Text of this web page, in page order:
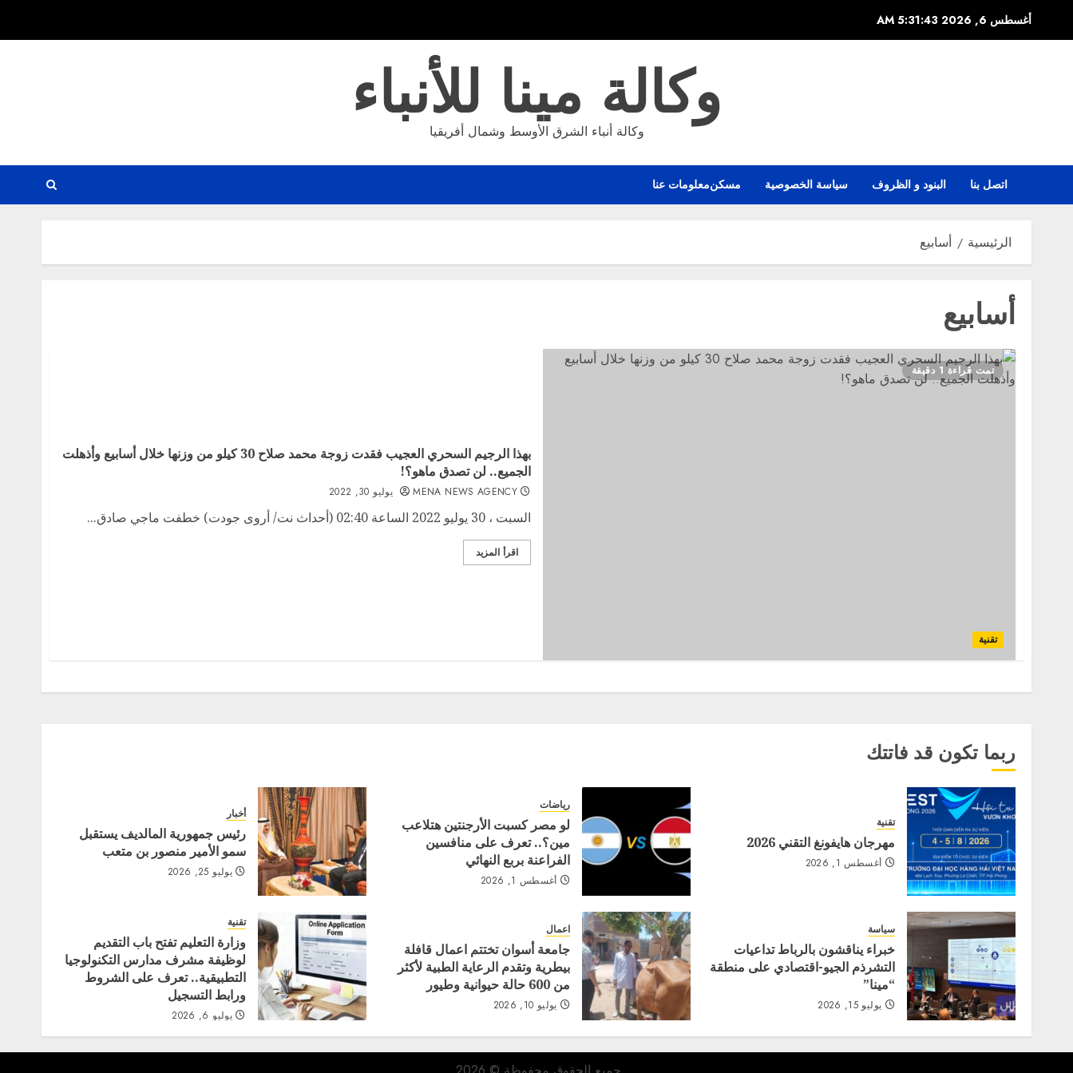
أغسطس 6, 2026 5:31:43 AM
وكالة مينا للأنباء
وكالة أنباء الشرق الأوسط وشمال أفريقيا
اتصل بنا البنود و الظروف سياسة الخصوصية مسكنمعلومات عنا
الرئيسية أسابيع
أسابيع
تمت قراءة 1 دقيقة
تقنية
بهذا الرجيم السحري العجيب فقدت زوجة محمد صلاح 30 كيلو من وزنها خلال أسابيع وأذهلت
الجميع.. لن تصدق ماهو؟!
MENA NEWS AGENCY يوليو 30, 2022
السبت ، 30 يوليو 2022 الساعة 02:40 (أحداث نت/ أروى جودت) خطفت ماجي صادق...
اقرأ المزيد
ربما تكون قد فاتتك
تقنية
مهرجان هايفونغ التقني 2026
أغسطس 1, 2026
رياضات
لو مصر كسبت الأرجنتين هتلاعب
مين؟.. تعرف على منافسين
الفراعنة بربع النهائي
أغسطس 1, 2026
أخبار
رئيس جمهورية المالديف يستقبل
سمو الأمير منصور بن متعب
يوليو 25, 2026
سياسة
خبراء يناقشون بالرباط تداعيات
التشرذم الجيو-اقتصادي على منطقة
“مينا”
يوليو 15, 2026
اعمال
جامعة أسوان تختتم اعمال قافلة
بيطرية وتقدم الرعاية الطبية لأكثر
من 600 حالة حيوانية وطيور
يوليو 10, 2026
تقنية
وزارة التعليم تفتح باب التقديم
لوظيفة مشرف مدارس التكنولوجيا
التطبيقية.. تعرف على الشروط
ورابط التسجيل
يوليو 6, 2026